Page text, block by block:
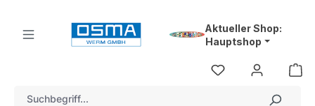
Aktueller Shop:
Hauptshop